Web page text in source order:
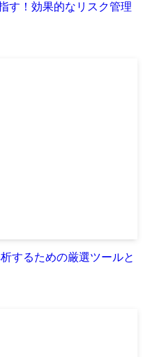
す！効果的なリスク管理
するための厳選ツールと